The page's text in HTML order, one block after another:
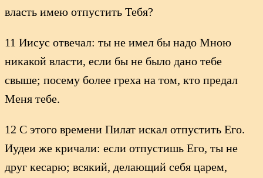
власть имею отпустить Тебя?
11 Иисус отвечал: ты не имел бы надо Мною
никакой власти, если бы не было дано тебе
свыше; посему более греха на том, кто предал
Меня тебе.
12 С этого времени Пилат искал отпустить Его.
Иудеи же кричали: если отпустишь Его, ты не
друг кесарю; всякий, делающий себя царем,